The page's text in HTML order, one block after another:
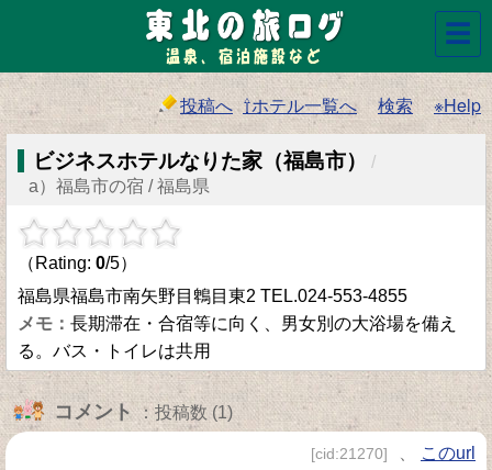
投稿へ ⇧ホテル一覧へ 検索 ※Help
ビジネスホテルなりた家（福島市）
/
a）福島市の宿 / 福島県
（Rating: 0/5）
福島県福島市南矢野目鵯目東2 TEL.024-553-4855
長期滞在・合宿等に向く、男女別の大浴場を備え
る。バス・トイレは共用
コメント ：投稿数 (1)
[cid:21270] このurl
☰